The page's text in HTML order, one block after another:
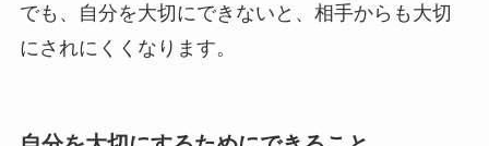
でも、自分を大切にできないと、相手からも大切
にされにくくなります。